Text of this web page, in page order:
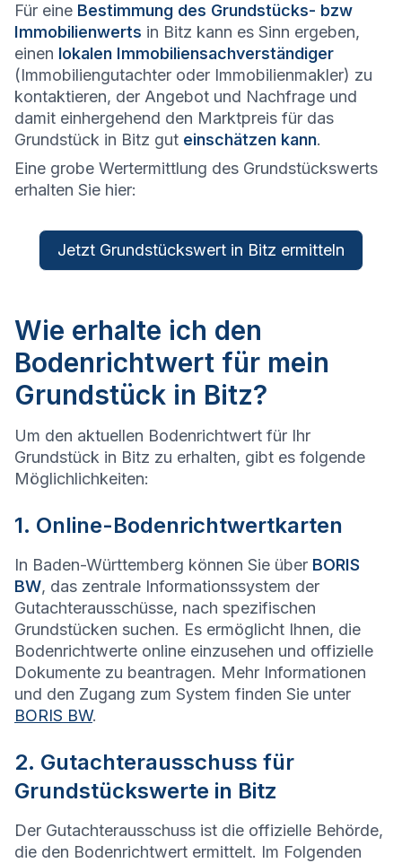
Für eine Bestimmung des Grundstücks- bzw
Immobilienwerts in Bitz kann es Sinn ergeben,
einen lokalen Immobiliensachverständiger
(Immobiliengutachter oder Immobilienmakler) zu
kontaktieren, der Angebot und Nachfrage und
damit einhergehend den Marktpreis für das
Grundstück in Bitz gut einschätzen kann.
Eine grobe Wertermittlung des Grundstückswerts
erhalten Sie hier:
Jetzt Grundstückswert in Bitz ermitteln
Wie erhalte ich den
Bodenrichtwert für mein
Grundstück in Bitz?
Um den aktuellen Bodenrichtwert für Ihr
Grundstück in Bitz zu erhalten, gibt es folgende
Möglichlichkeiten:
1. Online-Bodenrichtwertkarten
In Baden-Württemberg können Sie über BORIS
BW, das zentrale Informationssystem der
Gutachterausschüsse, nach spezifischen
Grundstücken suchen. Es ermöglicht Ihnen, die
Bodenrichtwerte online einzusehen und offizielle
Dokumente zu beantragen. Mehr Informationen
und den Zugang zum System finden Sie unter
BORIS BW.
2. Gutachterausschuss für
Grundstückswerte in Bitz
Der Gutachterausschuss ist die offizielle Behörde,
die den Bodenrichtwert ermittelt. Im Folgenden